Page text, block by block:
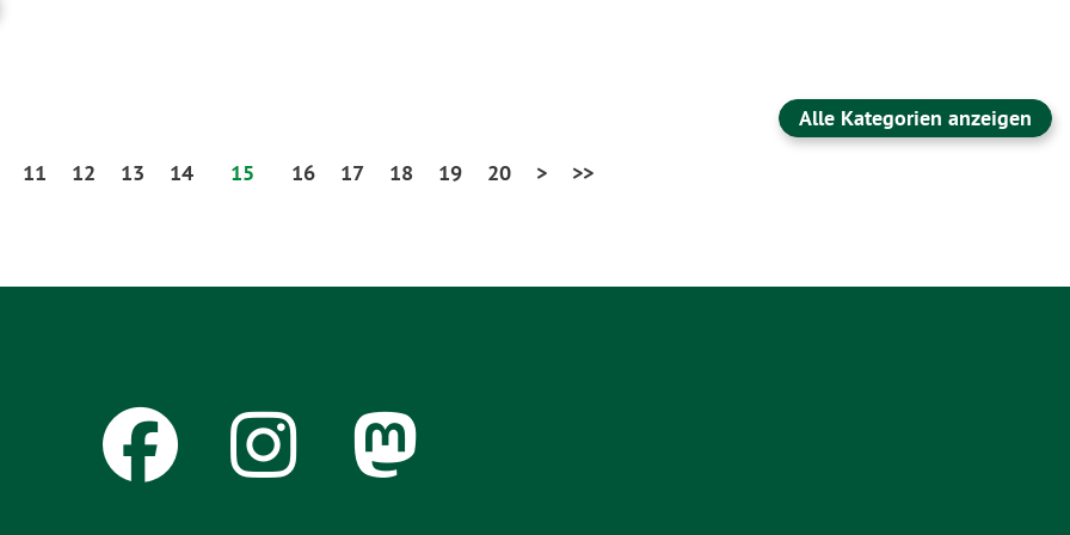
Alle Kategorien anzeigen
11 12 13 14 15 16 17 18 19 20 > >>